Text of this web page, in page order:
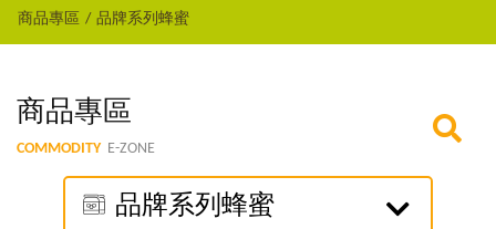
商品專區 品牌系列蜂蜜
商品專區
COMMODITY E-ZONE
品牌系列蜂蜜